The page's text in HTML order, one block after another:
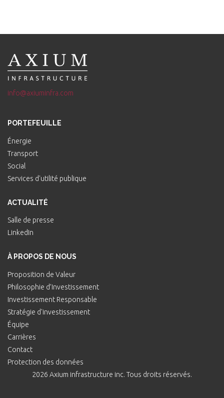
info@axiuminfra.com
PORTEFEUILLE
Énergie
Transport
Social
Services d'utilité publique
ACTUALITÉ
Salle de presse
LinkedIn
À PROPOS DE NOUS
Proposition de Valeur
Philosophie d’Investissement
Investissement Responsable
Stratégie d'investissement
Équipe
Carrières
Contact
Protection des données
2026 Axium infrastructure inc. Tous droits réservés.